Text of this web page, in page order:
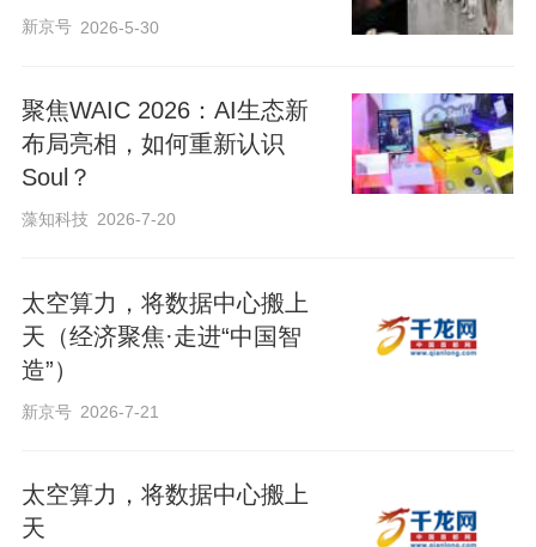
新京号 2026-5-30
聚焦WAIC 2026：AI生态新
布局亮相，如何重新认识
Soul？
藻知科技 2026-7-20
太空算力，将数据中心搬上
天（经济聚焦·走进“中国智
造”）
新京号 2026-7-21
太空算力，将数据中心搬上
天